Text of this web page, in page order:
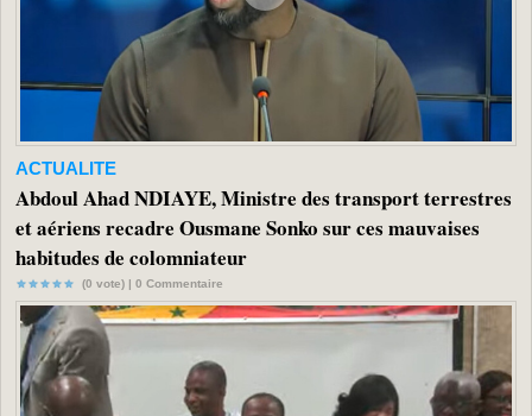
ACTUALITE
Abdoul Ahad NDIAYE, Ministre des transport terrestres
et aériens recadre Ousmane Sonko sur ces mauvaises
habitudes de colomniateur
(0 vote) | 0 Commentaire